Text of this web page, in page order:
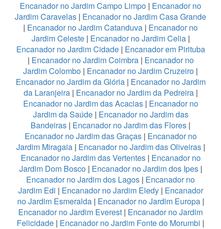
Encanador no Jardim Campo Limpo | Encanador no
Jardim Caravelas | Encanador no Jardim Casa Grande
| Encanador no Jardim Catanduva | Encanador no
Jardim Celeste| Encanador no Jardim Celia|
Encanador no Jardim Cidade| Encanador em Pirituba
| Encanador no Jardim Coimbra| Encanador no
Jardim Colombo | Encanador no Jardim Cruzeiro |
Encanador no Jardim da Glória| Encanador no Jardim
da Laranjeira| Encanador no Jardim da Pedreira|
Encanador no Jardim das Acacias| Encanador no
Jardim da Saúde| Encanador no Jardim das
Bandeiras | Encanador no Jardim das Flores |
Encanador no Jardim das Graças| Encanador no
Jardim Miragaia| Encanador no Jardim das Oliveiras|
Encanador no Jardim das Vertentes| Encanador no
Jardim Dom Bosco| Encanador no Jardim dos Ipes|
Encanador no Jardim dos Lagos | Encanador no
Jardim Edi | Encanador no Jardim Eledy| Encanador
no Jardim Esmeralda| Encanador no Jardim Europa|
Encanador no Jardim Everest | Encanador no Jardim
Felicidade | Encanador no Jardim Fonte do Morumbi |